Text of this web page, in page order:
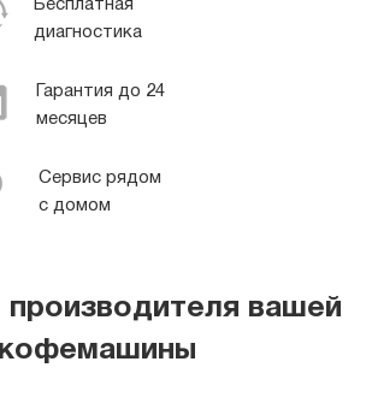
Бесплатная
диагностика
Гарантия до 24
месяцев
Сервис рядом
с домом
производителя вашей
кофемашины